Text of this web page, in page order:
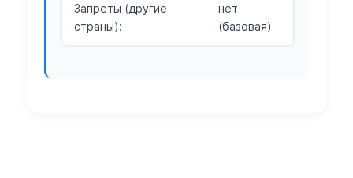
Запреты (другие
страны):
нет
(базовая)